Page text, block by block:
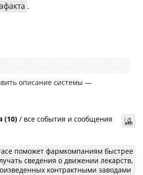
.
описание системы —
(10) / все события и сообщения
поможет фармкомпаниям быстрее
сведения о движении лекарств,
контрактными заводами